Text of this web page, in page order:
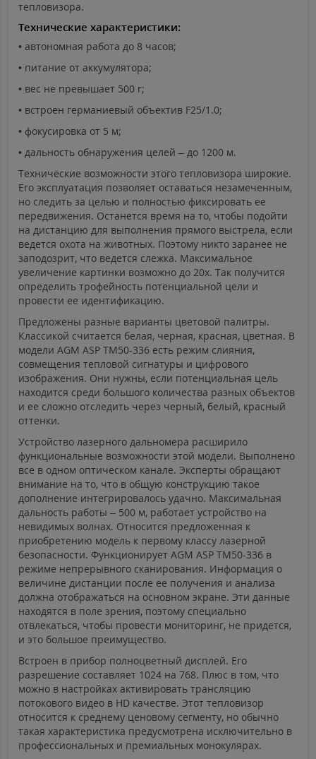
тепловизора.
Технические характеристики:
• автономная работа до 8 часов;
• питание от аккумулятора;
• вес не превышает 500 г;
• встроен германиевый объектив F25/1.0;
• фокусировка от 5 м;
• дальность обнаружения целей – до 1200 м.
Технические возможности этого тепловизора широкие.
Его эксплуатация позволяет оставаться незамеченным,
но следить за целью и полностью фиксировать ее
передвижения. Останется время на то, чтобы подойти
на дистанцию для выполнения прямого выстрела, если
ведется охота на животных. Поэтому никто заранее не
заподозрит, что ведется слежка. Максимальное
увеличение картинки возможно до 20х. Так получится
определить трофейность потенциальной цели и
провести ее идентификацию.
Предложены разные варианты цветовой палитры.
Классикой считается белая, черная, красная, цветная. В
модели AGM ASP TM50-336 есть режим слияния,
совмещения тепловой сигнатуры и цифрового
изображения. Они нужны, если потенциальная цель
находится среди большого количества разных объектов
и ее сложно отследить через черный, белый, красный
оттенки.
Устройство лазерного дальномера расширило
функциональные возможности этой модели. Выполнено
все в одном оптическом канале. Эксперты обращают
внимание на то, что в общую конструкцию такое
дополнение интегрировалось удачно. Максимальная
дальность работы – 500 м, работает устройство на
невидимых волнах. Относится предложенная к
приобретению модель к первому классу лазерной
безопасности. Функционирует AGM ASP TM50-336 в
режиме непрерывного сканирования. Информация о
величине дистанции после ее получения и анализа
должна отображаться на основном экране. Эти данные
находятся в поле зрения, поэтому специально
отвлекаться, чтобы провести мониторинг, не придется,
и это большое преимущество.
Встроен в прибор полноцветный дисплей. Его
разрешение составляет 1024 на 768. Плюс в том, что
можно в настройках активировать трансляцию
потокового видео в HD качестве. Этот тепловизор
относится к среднему ценовому сегменту, но обычно
такая характеристика предусмотрена исключительно в
профессиональных и премиальных монокулярах.